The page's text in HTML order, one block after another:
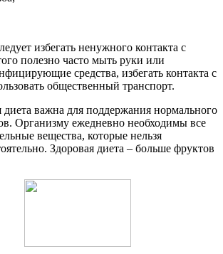
избегать ненужного контакта с
полезно часто мыть руки или
средства, избегать контакта с
общественный транспорт.
диета важна для поддержания нормального
Организму ежедневно необходимы все
вещества, которые нельзя
Здоровая диета – больше фруктов